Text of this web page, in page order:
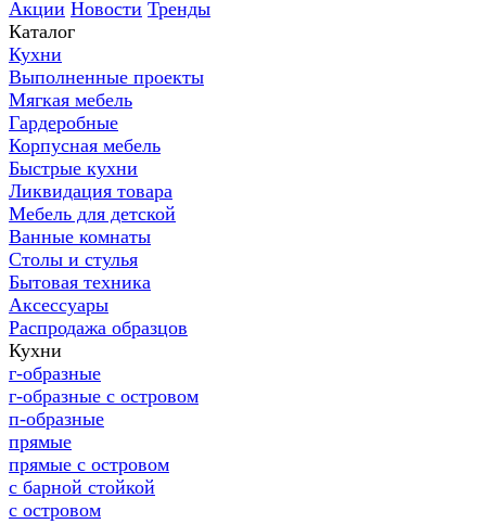
Акции Новости Тренды
Каталог
Кухни
Выполненные проекты
Мягкая мебель
Гардеробные
Корпусная мебель
Быстрые кухни
Ликвидация товара
Мебель для детской
Ванные комнаты
Столы и стулья
Бытовая техника
Аксессуары
Распродажа образцов
Кухни
г-образные
г-образные с островом
п-образные
прямые
прямые с островом
с барной стойкой
с островом